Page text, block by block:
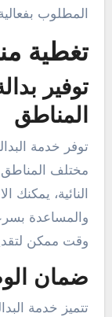
المطلوب
تغطية
توفير
المناطق
مختلف
النائية،
والمساعدة
وقت ممكن
ضمان